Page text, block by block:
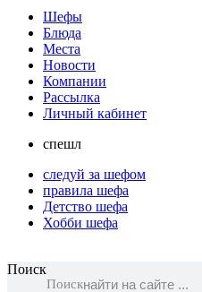
Шефы
Блюда
Места
Новости
Компании
Рассылка
Личный кабинет
спешл
следуй за шефом
правила шефа
Детство шефа
Хобби шефа
Поиск
Поиск